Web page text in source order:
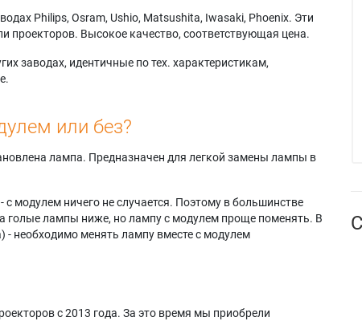
Philips, Osram, Ushio, Matsushita, Iwasaki, Phoenix. Эти
проекторов. Высокое качество, соответствующая цена.
заводах, идентичные по тех. характеристикам,
или без?
лампа. Предназначен для легкой замены лампы в
модулем ничего не случается. Поэтому в большинстве
голые лампы ниже, но лампу с модулем проще поменять. В
- необходимо менять лампу вместе с модулем
с 2013 года. За это время мы приобрели